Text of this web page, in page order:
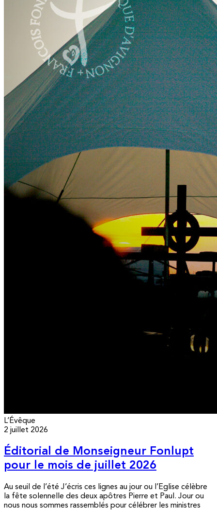
L’Évêque
2 juillet 2026
Éditorial de Monseigneur Fonlupt
pour le mois de juillet 2026
Au seuil de l’été J’écris ces lignes au jour ou l’Eglise célèbre
la fête solennelle des deux apôtres Pierre et Paul. Jour ou
nous nous sommes rassemblés pour célébrer les ministres